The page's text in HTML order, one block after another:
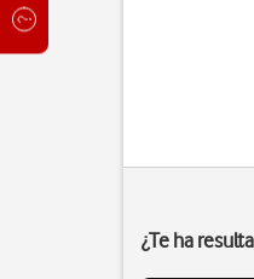
¿Te ha